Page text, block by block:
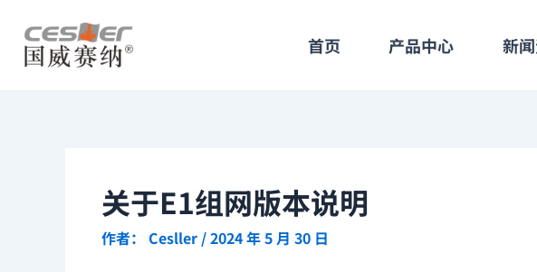
首页 产品中心 新
关于E1组网版本说明
作者： Cesller /2024 年 5 月 30 日
navigation